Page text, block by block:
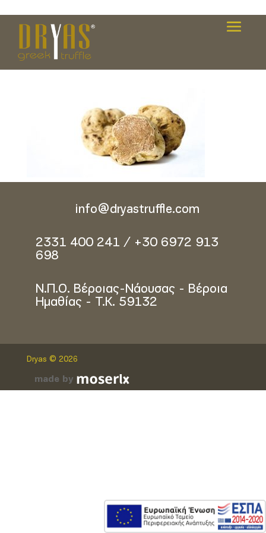
Rasterino-Image-51
info@dryastruffle.com
2331 400 241 / +30 6972 913
698
Ν.Π.Ο. Βέροιας-Νάουσας - Βέροια
Ημαθίας - Τ.Κ. 59132
Dryas © 2026
made by